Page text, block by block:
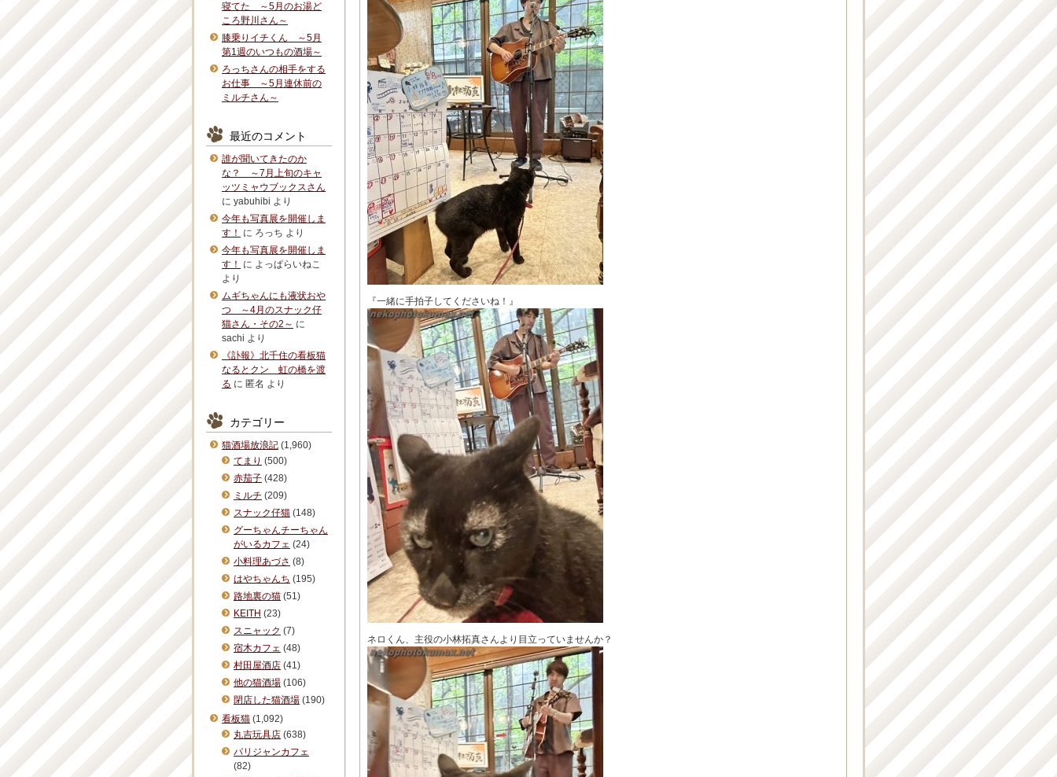
『一緒に手拍子してくださいね！』
ネロくん、主役の小林拓真さんより目立っていませんか？
寝てた ～5月のお湯ど
ころ野川さん～
膝乗りイチくん ～5月
第1週のいつもの酒場～
ろっちさんの相手をする
お仕事 ～5月連休前の
ミルチさん～
最近のコメント
誰が聞いてきたのか
な？ ～7月上旬のキャ
ッツミャウブックスさん
に yabuhibi より
今年も写真展を開催しま
す！
に ろっち より
今年も写真展を開催しま
す！
に よっぱらいねこ
より
ムギちゃんにも液状おや
つ ～4月のスナック仔
猫さん・その2～ に
sachi より
《訃報》北千住の看板猫
なるとクン 虹の橋を渡
る に 匿名 より
カテゴリー
猫酒場放浪記 (1,960)
てまり (500)
赤茄子 (428)
ミルチ (209)
スナック仔猫 (148)
グーちゃんチーちゃん
がいるカフェ (24)
小料理あづさ (8)
はやちゃんち (195)
路地裏の猫 (51)
KEITH (23)
スニャック (7)
宿木カフェ (48)
村田屋酒店 (41)
他の猫酒場 (106)
閉店した猫酒場 (190)
看板猫 (1,092)
丸吉玩具店 (638)
パリジャンカフェ
(82)